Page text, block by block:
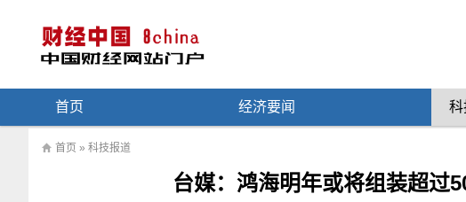
首页 经济要闻 科
首页 » 科技报道
台媒：鸿海明年或将组装超过